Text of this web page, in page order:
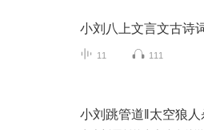
小刘八上文言文古诗
11 111
小刘跳管道‖太空狼